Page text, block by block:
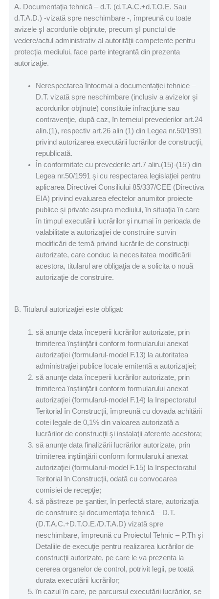
A. Documentaţia tehnică – d.T. (d.T.A.C.+d.T.O.E. Sau
d.T.A.D.) -vizată spre neschimbare -, împreună cu toate
avizele şI acordurile obţinute, precum şI punctul de
vedere/actul administrativ al autorităţii competente pentru
protecţia mediului, face parte integrantă din prezenta
autorizaţie.
Nerespectarea întocmai a documentaţiei tehnice –
D.T. vizată spre neschimbare (inclusiv a avizelor şi
acordurilor obţinute) constituie infracţiune sau
contravenţie, după caz, în temeiul prevederilor art.24
alin.(1), respectiv art.26 alin (1) din Legea nr.50/1991
privind autorizarea executării lucrărilor de construcţii,
republicată.
În conformitate cu prevederile art.7 alin.(15)-(15′) din
Legea nr.50/1991 şi cu respectarea legislaţiei pentru
aplicarea Directivei Consiliului 85/337/CEE (Directiva
EIA) privind evaluarea efectelor anumitor proiecte
publice şi private asupra mediului, în situaţia în care
în timpul executării lucrărilor şi numai în perioada de
valabilitate a autorizaţiei de construire survin
modificări de temă privind lucrările de construcţii
autorizate, care conduc la necesitatea modificării
acestora, titularul are obligaţia de a solicita o nouă
autorizaţie de construire.
B. Titularul autorizaţiei este obligat:
să anunţe data începerii lucrărilor autorizate, prin
trimiterea înştiinţării conform formularului anexat
autorizaţiei (formularul-model F.13) la autoritatea
administraţiei publice locale emitentă a autorizaţiei;
să anunţe data începerii lucrărilor autorizate, prin
trimiterea înştiinţării conform formularului anexat
autorizaţiei (formularul-model F.14) la Inspectoratul
Teritorial în Construcţii, împreună cu dovada achitării
cotei legale de 0,1% din valoarea autorizată a
lucrărilor de construcţii şi instalaţii aferente acestora;
să anunţe data finalizării lucrărilor autorizate, prin
trimiterea inştiinţării conform formularului anexat
autorizaţiei (formularul-model F.15) la Inspectoratul
Teritorial în Construcţii, odată cu convocarea
comisiei de recepţie;
să păstreze pe şantier, în perfectă stare, autorizaţia
de construire şi documentaţia tehnică – D.T.
(D.T.A.C.+D.T.O.E./D.T.A.D) vizată spre
neschimbare, împreună cu Proiectul Tehnic – P.Th şi
Detaliile de execuţie pentru realizarea lucrărilor de
construcţii autorizate, pe care le va prezenta la
cererea organelor de control, potrivit legii, pe toată
durata executării lucrărilor;
în cazul în care, pe parcursul executării lucrărilor, se